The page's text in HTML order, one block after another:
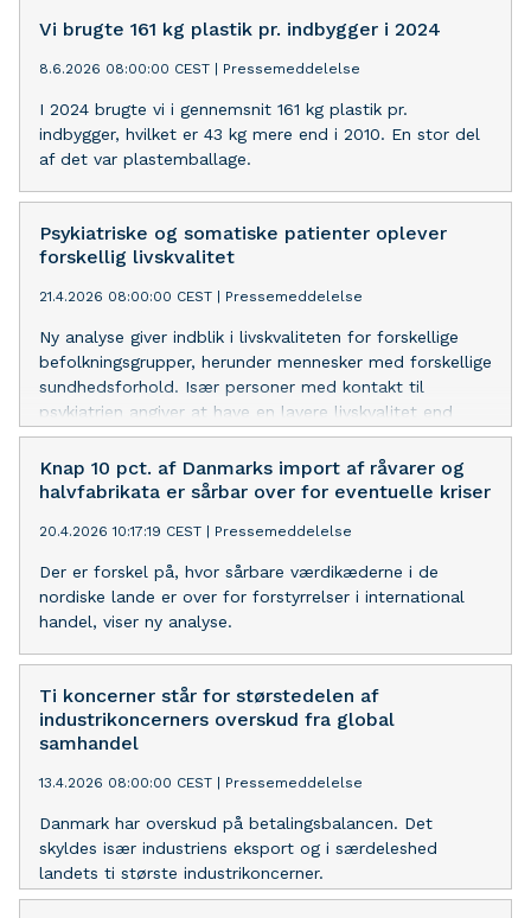
Vi brugte 161 kg plastik pr. indbygger i 2024
8.6.2026 08:00:00 CEST Pressemeddelelse
I 2024 brugte vi i gennemsnit 161 kg plastik pr.
indbygger, hvilket er 43 kg mere end i 2010. En stor del
af det var plastemballage.
Psykiatriske og somatiske patienter oplever
forskellig livskvalitet
21.4.2026 08:00:00 CEST Pressemeddelelse
Ny analyse giver indblik i livskvaliteten for forskellige
befolkningsgrupper, herunder mennesker med forskellige
sundhedsforhold. Især personer med kontakt til
psykiatrien angiver at have en lavere livskvalitet end
resten af befolkningen.
Knap 10 pct. af Danmarks import af råvarer og
halvfabrikata er sårbar over for eventuelle kriser
20.4.2026 10:17:19 CEST Pressemeddelelse
Der er forskel på, hvor sårbare værdikæderne i de
nordiske lande er over for forstyrrelser i international
handel, viser ny analyse.
Ti koncerner står for størstedelen af
industrikoncerners overskud fra global
samhandel
13.4.2026 08:00:00 CEST Pressemeddelelse
Danmark har overskud på betalingsbalancen. Det
skyldes især industriens eksport og i særdeleshed
landets ti største industrikoncerner.